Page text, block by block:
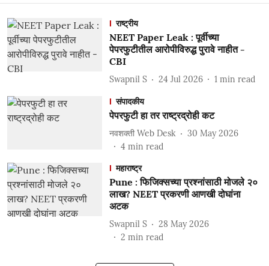
राष्ट्रीय
NEET Paper Leak : पूर्वीच्या
पेपरफुटीतील आरोपीविरुद्ध पुरावे नाहीत -
CBI
Swapnil S 24 Jul 2026 1 min read
संपादकीय
पेपरफुटी हा तर राष्ट्रद्रोही कट
नवशक्ती Web Desk
30 May 2026
4 min read
महाराष्ट्र
Pune : फिजिक्सच्या प्रश्नांसाठी मोजले २०
लाख? NEET प्रकरणी आणखी दोघांना
अटक
Swapnil S
28 May 2026
2 min read